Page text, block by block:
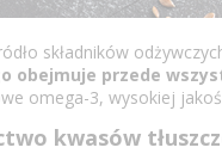
składników
obejmuje przede
omega-3, wysokiej
kwasów